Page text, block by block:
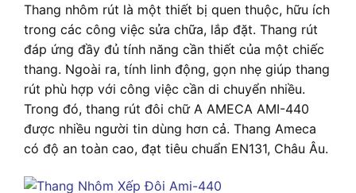
Thang nhôm rút là một thiết bị quen thuộc, hữu ích
trong các công việc sửa chữa, lắp đặt. Thang rút
đáp ứng đầy đủ tính năng cần thiết của một chiếc
thang. Ngoài ra, tính linh động, gọn nhẹ giúp thang
rút phù hợp với công việc cần di chuyển nhiều.
Trong đó, thang rút đôi chữ A AMECA AMI-440
được nhiều người tin dùng hơn cả. Thang Ameca
có độ an toàn cao, đạt tiêu chuẩn EN131, Châu Âu.